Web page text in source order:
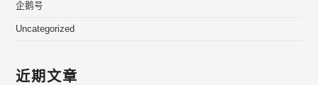
企鹅号
Uncategorized
近期文章